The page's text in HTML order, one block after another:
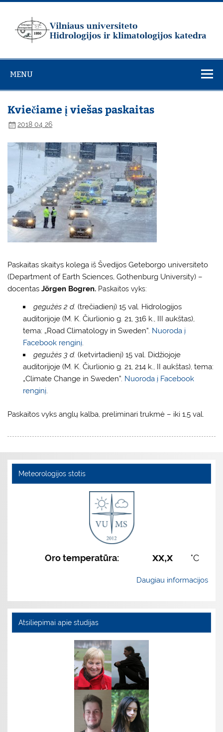
Skip
universiteto
Hidrologijos ir
klimatologijos
katedra
MENU
Kviečiame į viešas paskaitas
2018 04 26
Paskaitas skaitys kolega iš Švedijos Geteborgo universiteto
(Department of Earth Sciences, Gothenburg University) –
docentasJörgen Bogren. Paskaitos vyks:
gegužės 2 d. (trečiadienį) 15 val. Hidrologijos
auditorijoje (M. K. Čiurlionio g. 21, 316 k., III aukštas),
tema: „Road Climatology in Sweden”. Nuoroda į
Facebook renginį.
gegužės 3 d. (ketvirtadienį) 15 val. Didžiojoje
auditorijoje (M. K. Čiurlionio g. 21, 214 k., II aukštas), tema:
„Climate Change in Sweden”. Nuoroda į Facebook
renginį.
Paskaitos vyks anglų kalba, preliminari trukmė – iki 1,5 val.
Meteorologijos stotis
Oro temperatūra: xx,x °C
Daugiau informacijos
Atsiliepimai apie studijas